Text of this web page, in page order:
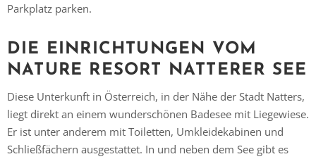
Parkplatz parken.
DIE EINRICHTUNGEN VOM
NATURE RESORT NATTERER SEE
Diese Unterkunft in Österreich, in der Nähe der Stadt Natters,
liegt direkt an einem wunderschönen Badesee mit Liegewiese.
Er ist unter anderem mit Toiletten, Umkleidekabinen und
Schließfächern ausgestattet. In und neben dem See gibt es